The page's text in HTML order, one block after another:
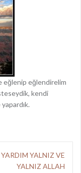
eğlenip eğlendirelim
kendi
YARDIM YALNIZ VE
YALNIZ ALLAH